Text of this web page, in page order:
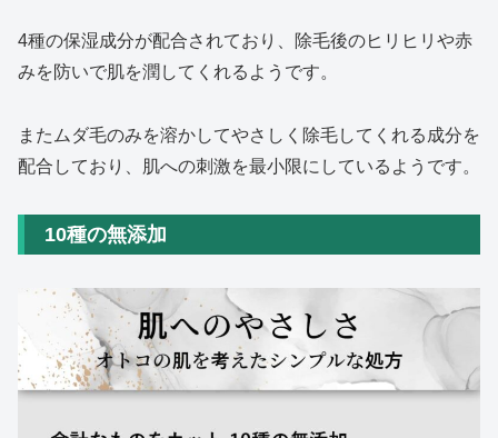
4種の保湿成分が配合されており、除毛後のヒリヒリや赤
みを防いで肌を潤してくれるようです。
またムダ毛のみを溶かしてやさしく除毛してくれる成分を
配合しており、肌への刺激を最小限にしているようです。
10種の無添加